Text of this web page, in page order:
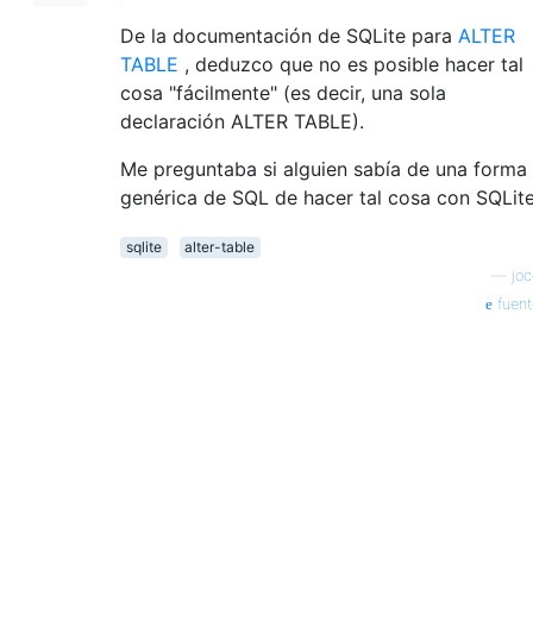
De la documentación de SQLite para ALTER
TABLE , deduzco que no es posible hacer tal
cosa "fácilmente" (es decir, una sola
declaración ALTER TABLE).
Me preguntaba si alguien sabía de una forma
genérica de SQL de hacer tal cosa con
sqlite
alter-table